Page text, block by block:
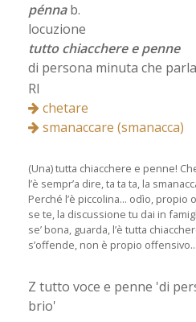
pénnab.
locuzione
tutto chiacchere e penne
di persona minuta che
RI
chetare
smanaccare (smanacca)
(Una) tutta chiacchere e penne!
l’è sempr’a dire, ta ta ta, la
Perché l’è piccolina... odìo,
se te, la discussione tu dai in
se’ bona, guarda, l’è tutta
s’offende, non è propio offensivo...
Z tutto voce e penne 'di
brio'